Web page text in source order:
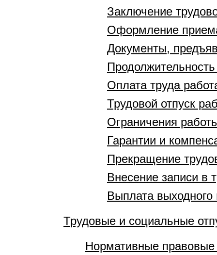
Заключение
Оформление
Документы,
Оплата труда
Трудовой отпуск
Ограничения
Гарантии и
Прекращение
Внесение записи в
Выплата
Трудовые и социальные
Нормативные